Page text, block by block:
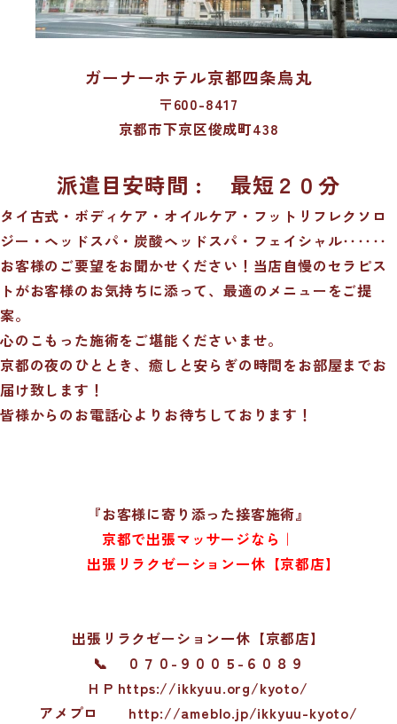
ガーナーホテル京都四条烏丸
〒600-8417
京都市下京区俊成町438
派遣目安時間 : 最短２０分
タイ古式・ボディケア・オイルケア・フットリフレクソロ
ジー・ヘッドスパ・炭酸ヘッドスパ・フェイシャル‥‥‥
お客様のご要望をお聞かせください！当店自慢のセラピス
トがお客様のお気持ちに添って、最適のメニューをご提
案。
心のこもった施術をご堪能くださいませ。
京都の夜のひととき、癒しと安らぎの時間をお部屋までお
届け致します！
皆様からのお電話心よりお待ちしております！
『お客様に寄り添った接客施術』
京都で出張マッサージなら｜
出張リラクゼーション一休【京都店】
出張リラクゼーション一休【京都店】
📞 ０７０-９００５-６０８９
H P https://ikkyuu.org/kyoto/
アメプロ http://ameblo.jp/ikkyuu-kyoto/